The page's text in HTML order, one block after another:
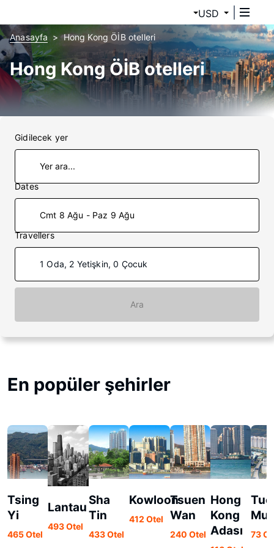
USD
Anasayfa Hong Kong ÖİB otelleri
Hong Kong ÖİB otelleri
Gidilecek yer
Dates
Cmt 8 Ağu - Paz 9 Ağu
Travellers
1 Oda, 2 Yetişkin, 0 Çocuk
Ara
En popüler şehirler
Tsing
Yi
465 Otel
Lantau
493 Otel
Sha
Tin
433 Otel
Kowloon
412 Otel
Tsuen
Wan
240 Otel
Hong
Kong
Adası
73